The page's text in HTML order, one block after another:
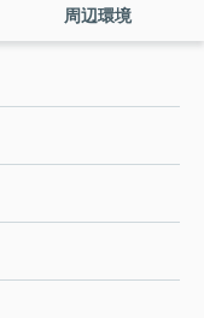
周辺環境